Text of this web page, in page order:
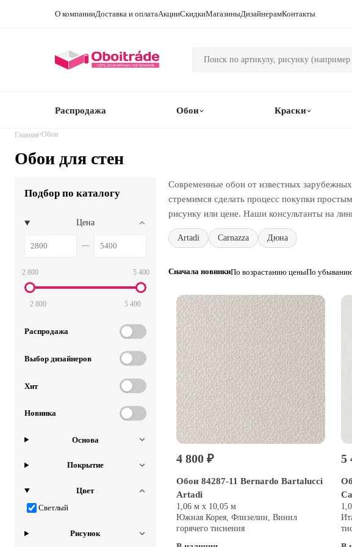
О компанииДоставка и оплатаАкцииСкидкиМагазиныДизайнерамКонтакты
Распродажа Обои Краски
Главная›Обои
Обои для стен
Подбор по каталогу
Цена
2 800 5 400
2 800 5 400
Распродажа
Выбор дизайнеров
Хит
Новинка
Основа
Покрытие
Цвет
Светлый
Рисунок
Современные обои от известных
стремимся сделать процесс покупки
рисунку или цене. Наши консультанты на
Artadi Carnazza Дюна
Сначала новинкиПо возрастанию ценыПо
4 800 ₽
Обои 84287-11 Bernardo Bartalucci
Artadi
1,06 м х 10,05 м
Южная Корея, Флизелин, Винил
горячего тиснения
5